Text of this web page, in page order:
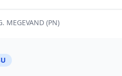
MEGEVAND (PN)